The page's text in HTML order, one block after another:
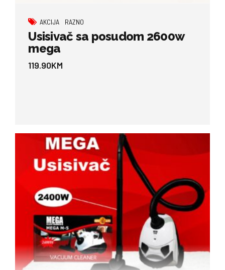
AKCIJA RAZNO
Usisivač sa posudom 2600w
mega
119.90KM